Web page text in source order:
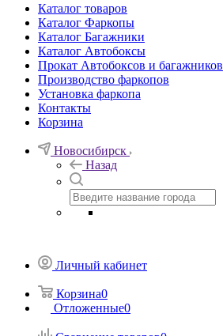
Каталог товаров
Каталог Фаркопы
Каталог Багажники
Каталог Автобоксы
Прокат Автобоксов и багажников
Производство фаркопов
Установка фаркопа
Контакты
Корзина
Новосибирск
Назад
Личный кабинет
Корзина0
Отложенные0